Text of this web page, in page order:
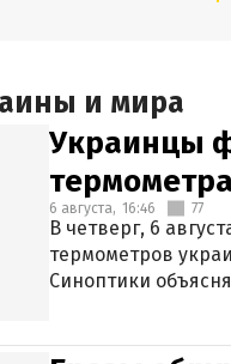
и мира
Украинцы
6 августа, 16:46 77
В четверг, 6
термометров
Синоптики